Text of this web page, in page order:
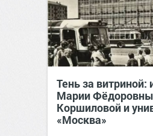
Тень за витриной:
Марии Фёдоровны
Коршиловой и
«Москва»